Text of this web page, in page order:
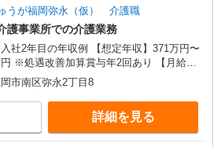
うが福岡弥永（仮） 介護職
護事業所での介護業務
2年目の年収例 【想定年収】371万円〜
※処遇改善加算賞与年2回あり 【月給】
円〜 353,364円 （内訳） ・基本給
円〜211,229円 ・資格手当 5,000〜
円 ・固定時間外手当（15時間分） 27,030
円 ・処遇改善加算 65,000円 ・夜勤手
) 21,000〜35,000円 ※時間外労働の有
市南区弥永2丁目8
詳細を見る